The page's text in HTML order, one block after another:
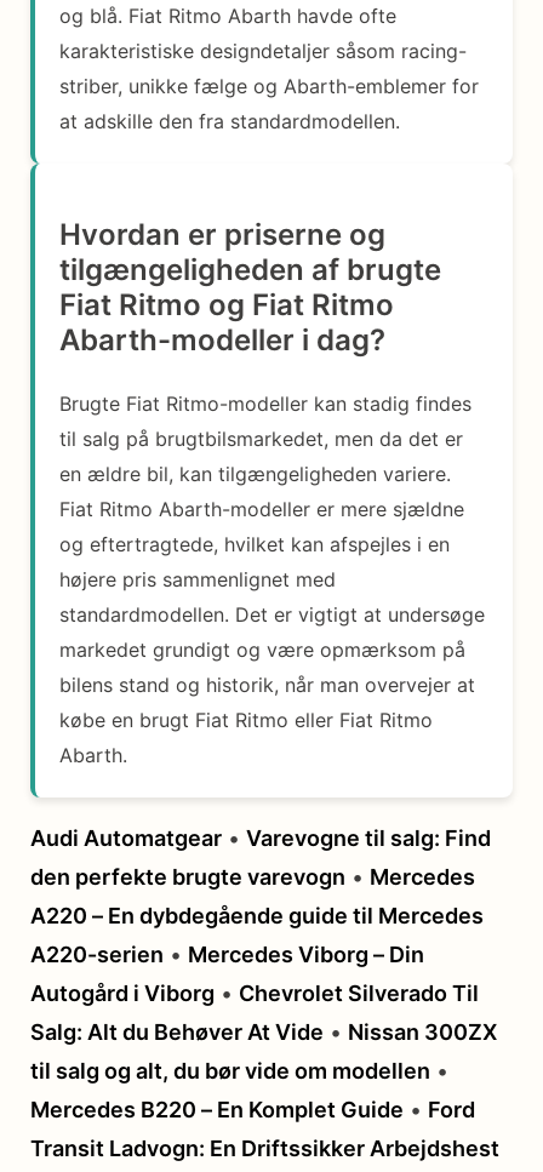
og blå. Fiat Ritmo Abarth havde ofte
karakteristiske designdetaljer såsom racing-
striber, unikke fælge og Abarth-emblemer for
at adskille den fra standardmodellen.
Hvordan er priserne og
tilgængeligheden af brugte
Fiat Ritmo og Fiat Ritmo
Abarth-modeller i dag?
Brugte Fiat Ritmo-modeller kan stadig findes
til salg på brugtbilsmarkedet, men da det er
en ældre bil, kan tilgængeligheden variere.
Fiat Ritmo Abarth-modeller er mere sjældne
og eftertragtede, hvilket kan afspejles i en
højere pris sammenlignet med
standardmodellen. Det er vigtigt at undersøge
markedet grundigt og være opmærksom på
bilens stand og historik, når man overvejer at
købe en brugt Fiat Ritmo eller Fiat Ritmo
Abarth.
Audi Automatgear • Varevogne til salg: Find
den perfekte brugte varevogn • Mercedes
A220 – En dybdegående guide til Mercedes
A220-serien • Mercedes Viborg – Din
Autogård i Viborg • Chevrolet Silverado Til
Salg: Alt du Behøver At Vide • Nissan 300ZX
til salg og alt, du bør vide om modellen •
Mercedes B220 – En Komplet Guide • Ford
Transit Ladvogn: En Driftssikker Arbejdshest